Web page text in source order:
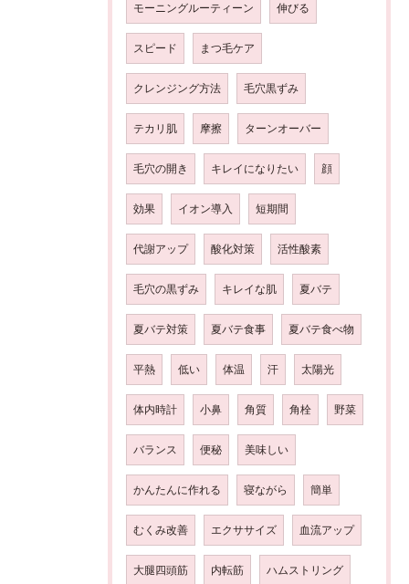
モーニングルーティーン 伸びる
スピード まつ毛ケア
クレンジング方法 毛穴黒ずみ
テカリ肌 摩擦 ターンオーバー
毛穴の開き キレイになりたい 顔
効果 イオン導入 短期間
代謝アップ 酸化対策 活性酸素
毛穴の黒ずみ キレイな肌 夏バテ
夏バテ対策 夏バテ食事 夏バテ食べ物
平熱 低い 体温 汗 太陽光
体内時計 小鼻 角質 角栓 野菜
バランス 便秘 美味しい
かんたんに作れる 寝ながら 簡単
むくみ改善 エクササイズ 血流アップ
大腿四頭筋 内転筋 ハムストリング